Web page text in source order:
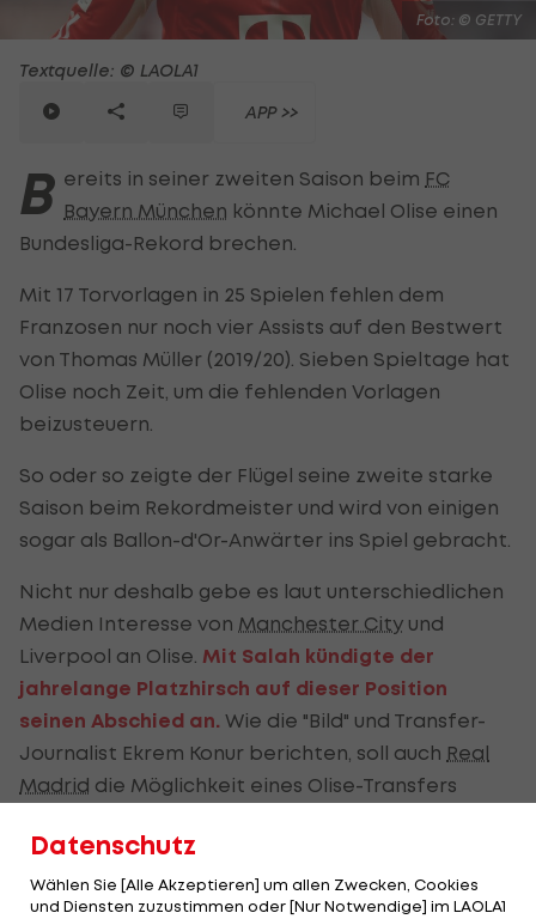
Foto: © GETTY
Textquelle: © LAOLA1
APP >>
B ereits in seiner zweiten Saison beim FC
Bayern München könnte Michael Olise einen
Bundesliga-Rekord brechen.
Mit 17 Torvorlagen in 25 Spielen fehlen dem
Franzosen nur noch vier Assists auf den Bestwert
von Thomas Müller (2019/20). Sieben Spieltage hat
Olise noch Zeit, um die fehlenden Vorlagen
beizusteuern.
So oder so zeigte der Flügel seine zweite starke
Saison beim Rekordmeister und wird von einigen
sogar als Ballon-d'Or-Anwärter ins Spiel gebracht.
Nicht nur deshalb gebe es laut unterschiedlichen
Medien Interesse von Manchester City und
Liverpool an Olise. Mit Salah kündigte der
jahrelange Platzhirsch auf dieser Position
seinen Abschied an. Wie die "Bild" und Transfer-
Journalist Ekrem Konur berichten, soll auch Real
Madrid die Möglichkeit eines Olise-Transfers
Ist Olise unverkäuflich?
Datenschutz
Wählen Sie [Alle Akzeptieren] um allen Zwecken, Cookies
und Diensten zuzustimmen oder [Nur Notwendige] im LAOLA1